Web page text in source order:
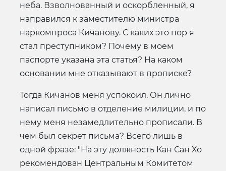
неба. Взволнованный и оскорбленный, я
направился к заместителю министра
наркомпроса Кичанову. С каких это пор я
стал преступником? Почему в моем
паспорте указана эта статья? На каком
основании мне отказывают в прописке?
Тогда Кичанов меня успокоил. Он лично
написал письмо в отделение милиции, и по
нему меня незамедлительно прописали. В
чем был секрет письма? Всего лишь в
одной фразе: "На эту должность Кан Сан Хо
рекомендован Центральным Комитетом